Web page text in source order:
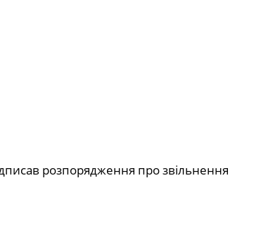
розпорядження про звільнення